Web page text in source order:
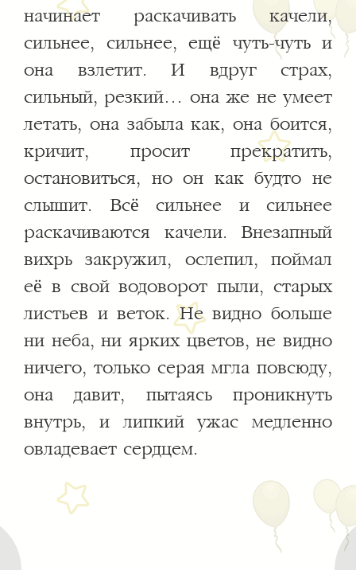
начинает раскачивать качели,
сильнее, сильнее, ещё чуть-чуть и
она взлетит. И вдруг страх,
сильный, резкий… она же не умеет
летать, она забыла как, она боится,
кричит, просит прекратить,
остановиться, но он как будто не
слышит. Всё сильнее и сильнее
раскачиваются качели. Внезапный
вихрь закружил, ослепил, поймал
её в свой водоворот пыли, старых
листьев и веток. Не видно больше
ни неба, ни ярких цветов, не видно
ничего, только серая мгла повсюду,
она давит, пытаясь проникнуть
внутрь, и липкий ужас медленно
овладевает сердцем.